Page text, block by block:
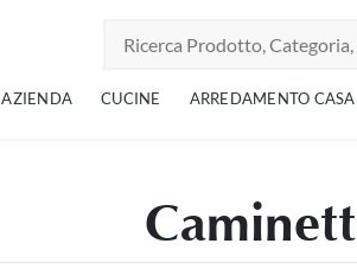
AZIENDA CUCINE ARREDAMENTO CASA